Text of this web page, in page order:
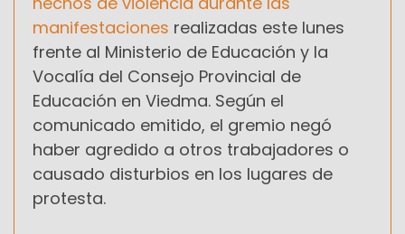
manifestaciones realizadas este lunes
frente al Ministerio de Educación y la
Vocalía del Consejo Provincial de
Educación en Viedma. Según el
comunicado emitido, el gremio negó
haber agredido a otros trabajadores o
causado disturbios en los lugares de
protesta.